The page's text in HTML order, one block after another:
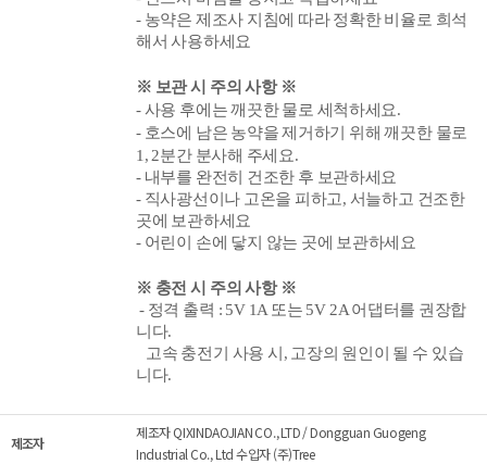
- 농약은 제조사 지침에 따라 정확한 비율로 희석
해서 사용하세요
※ 보관 시 주의 사항 ※
- 사용 후에는 깨끗한 물로 세척하세요.
- 호스에 남은 농약을 제거하기 위해 깨끗한 물로
1, 2분간 분사해 주세요.
- 내부를 완전히 건조한 후 보관하세요
- 직사광선이나 고온을 피하고, 서늘하고 건조한
곳에 보관하세요
- 어린이 손에 닿지 않는 곳에 보관하세요
※ 충전 시 주의 사항 ※
- 정격 출력 : 5V 1A 또는 5V 2A 어댑터를 권장합
니다.
고속 충전기 사용 시, 고장의 원인이 될 수 있습
니다.
제조자
제조자 QIXINDAOJIAN CO., LTD / Dongguan Guogeng
Industrial Co., Ltd 수입자 (주)Tree